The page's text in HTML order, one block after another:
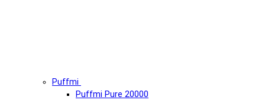
Puffmi
Puffmi Pure 20000